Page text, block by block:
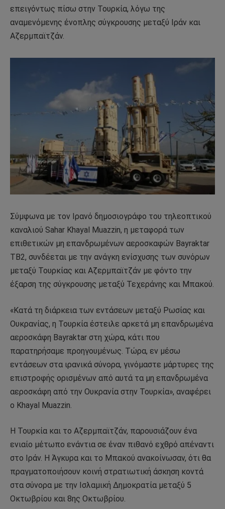
επειγόντως πίσω στην Τουρκία, λόγω της
αναμενόμενης ένοπλης σύγκρουσης μεταξύ Ιράν και
Αζερμπαϊτζάν.
Σύμφωνα με τον Ιρανό δημοσιογράφο του τηλεοπτικού
καναλιού Sahar Khayal Muazzin, η μεταφορά των
επιθετικών μη επανδρωμένων αεροσκαφών Bayraktar
TB2, συνδέεται με την ανάγκη ενίσχυσης των συνόρων
μεταξύ Τουρκίας και Αζερμπαϊτζάν με φόντο την
έξαρση της σύγκρουσης μεταξύ Τεχεράνης και Μπακού.
«Κατά τη διάρκεια των εντάσεων μεταξύ Ρωσίας και
Ουκρανίας, η Τουρκία έστειλε αρκετά μη επανδρωμένα
αεροσκάφη Bayraktar στη χώρα, κάτι που
παρατηρήσαμε προηγουμένως. Τώρα, εν μέσω
εντάσεων στα ιρανικά σύνορα, γινόμαστε μάρτυρες της
επιστροφής ορισμένων από αυτά τα μη επανδρωμένα
αεροσκάφη από την Ουκρανία στην Τουρκία», αναφέρει
ο Khayal Muazzin.
Η Τουρκία και το Αζερμπαϊτζάν, παρουσιάζουν ένα
ενιαίο μέτωπο ενάντια σε έναν πιθανό εχθρό απέναντι
στο Ιράν. Η Άγκυρα και το Μπακού ανακοίνωσαν, ότι θα
πραγματοποιήσουν κοινή στρατιωτική άσκηση κοντά
στα σύνορα με την Ισλαμική Δημοκρατία μεταξύ 5
Οκτωβρίου και 8ης Οκτωβρίου.